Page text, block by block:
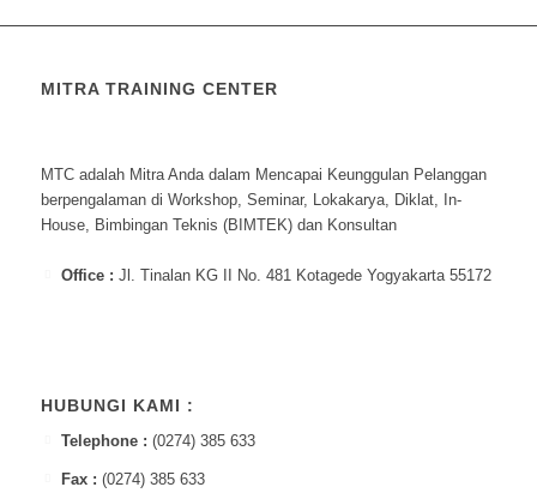
MITRA TRAINING CENTER
MTC adalah Mitra Anda dalam Mencapai Keunggulan Pelanggan
berpengalaman di Workshop, Seminar, Lokakarya, Diklat, In-
House, Bimbingan Teknis (BIMTEK) dan Konsultan
Office : Jl. Tinalan KG II No. 481 Kotagede Yogyakarta 55172
HUBUNGI KAMI :
Telephone : (0274) 385 633
Fax : (0274) 385 633